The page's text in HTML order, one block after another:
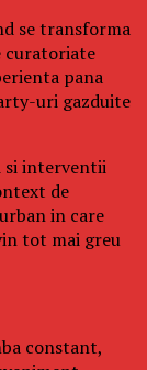
se transforma
curatoriate
pana
uri gazduite
si interventii
de
in care
tot mai greu
constant,